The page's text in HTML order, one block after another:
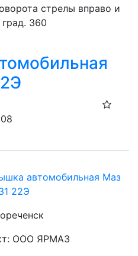
стрелы вправо и
град. 360
автомобильная Маз
22Э
ООО ЯРМАЗ